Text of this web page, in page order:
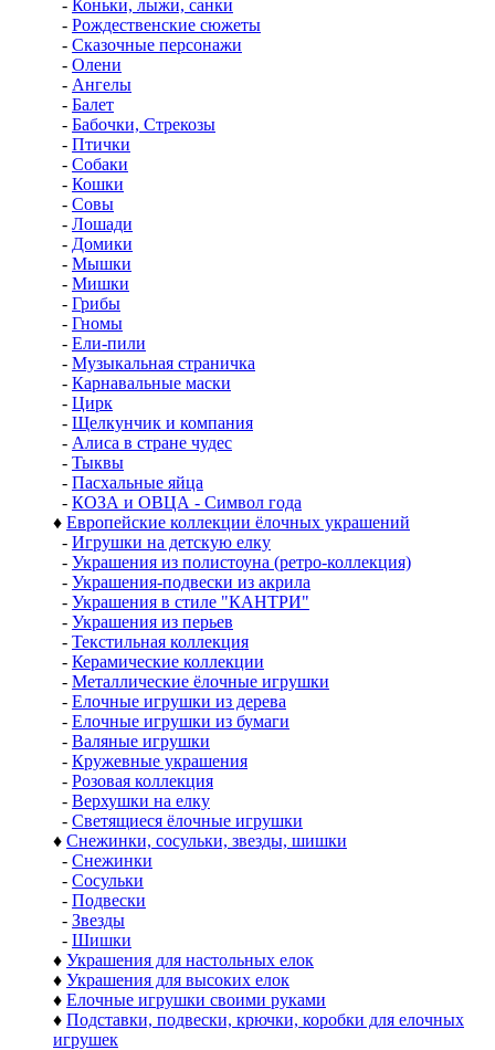
- Коньки, лыжи, санки
- Рождественские сюжеты
- Сказочные персонажи
- Олени
- Ангелы
- Балет
- Бабочки, Стрекозы
- Птички
- Собаки
- Кошки
- Совы
- Лошади
- Домики
- Мышки
- Мишки
- Грибы
- Гномы
- Ели-пили
- Музыкальная страничка
- Карнавальные маски
- Цирк
- Щелкунчик и компания
- Алиса в стране чудес
- Тыквы
- Пасхальные яйца
- КОЗА и ОВЦА - Символ года
♦ Европейские коллекции ёлочных украшений
- Игрушки на детскую елку
- Украшения из полистоуна (ретро-коллекция)
- Украшения-подвески из акрила
- Украшения в стиле "КАНТРИ"
- Украшения из перьев
- Текстильная коллекция
- Керамические коллекции
- Металлические ёлочные игрушки
- Елочные игрушки из дерева
- Елочные игрушки из бумаги
- Валяные игрушки
- Кружевные украшения
- Розовая коллекция
- Верхушки на елку
- Светящиеся ёлочные игрушки
♦ Снежинки, сосульки, звезды, шишки
- Снежинки
- Сосульки
- Подвески
- Звезды
- Шишки
♦ Украшения для настольных елок
♦ Украшения для высоких елок
♦ Елочные игрушки своими руками
♦ Подставки, подвески, крючки, коробки для елочных
игрушек